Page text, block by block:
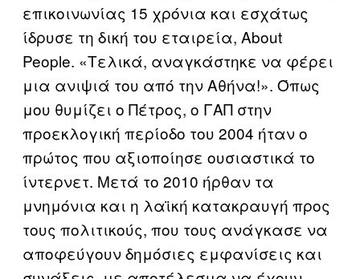
επικοινωνίας 15 χρόνια και εσχάτως
ίδρυσε τη δική του εταιρεία, About
People. «Tελικά, αναγκάστηκε να φέρει
μια ανιψιά του από την Αθήνα!». Όπως
μου θυμίζει ο Πέτρος, o ΓΑΠ στην
προεκλογική περίοδο του 2004 ήταν ο
πρώτος που αξιοποίησε ουσιαστικά το
ίντερνετ. Μετά το 2010 ήρθαν τα
μνημόνια και η λαϊκή κατακραυγή προς
τους πολιτικούς, που τους ανάγκασε να
αποφεύγουν δημόσιες εμφανίσεις και